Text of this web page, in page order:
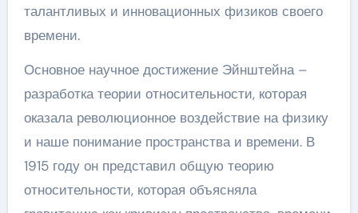
талантливых и инновационных физиков своего
времени.
Основное научное достижение Эйнштейна –
разработка теории относительности, которая
оказала революционное воздействие на физику
и наше понимание пространства и времени. В
1915 году он представил общую теорию
относительности, которая объясняла